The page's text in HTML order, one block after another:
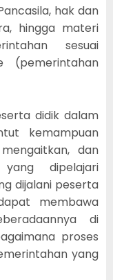
hak dan
hingga materi
sesuai
(pemerintahan
didik dalam
kemampuan
dan
yang dipelajari
dijalani peserta
membawa
di
proses
yang